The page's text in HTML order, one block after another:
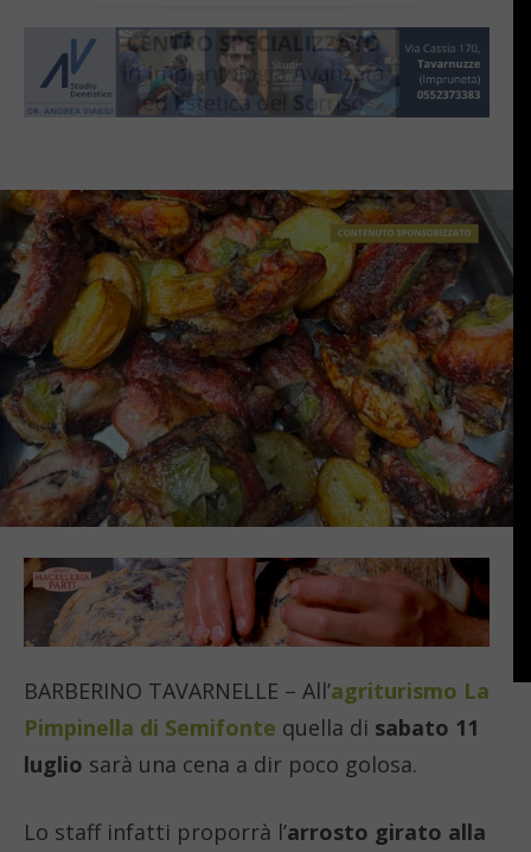
BARBERINO TAVARNELLE – All’agriturismo La
Pimpinella di Semifonte quella di sabato 11
luglio sarà una cena a dir poco golosa.
Lo staff infatti proporrà l’arrosto girato alla